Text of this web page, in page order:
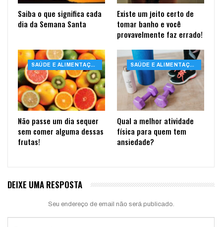
Saiba o que significa cada
dia da Semana Santa
Existe um jeito certo de
tomar banho e você
provavelmente faz errado!
SAÚDE E ALIMENTAÇÃO
Não passe um dia sequer
sem comer alguma dessas
frutas!
SAÚDE E ALIMENTAÇÃO
Qual a melhor atividade
física para quem tem
ansiedade?
DEIXE UMA RESPOSTA
Seu endereço de email não será publicado.